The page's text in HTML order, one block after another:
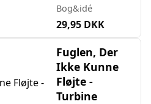
Bog&idé
29,95 DKK
Fuglen, Der
Ikke Kunne
Fløjte -
Turbine